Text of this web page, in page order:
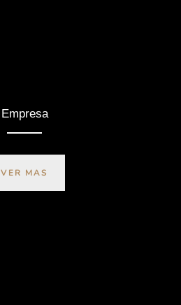
Empresa
VER MAS